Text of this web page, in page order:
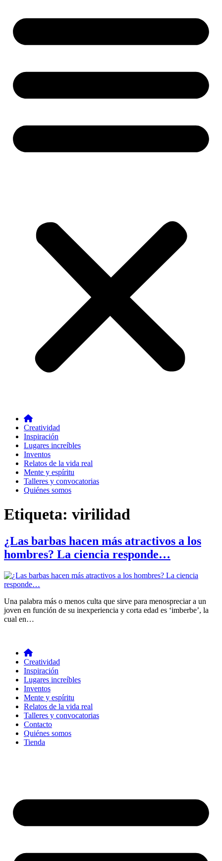
Creatividad
Inspiración
Lugares increíbles
Inventos
Relatos de la vida real
Mente y espíritu
Talleres y convocatorias
Quiénes somos
Etiqueta: virilidad
¿Las barbas hacen más atractivos a los
hombres? La ciencia responde…
Una palabra más o menos culta que sirve para menospreciar a un
joven en función de su inexperiencia y corta edad es ‘imberbe’, la
cual en…
Creatividad
Inspiración
Lugares increíbles
Inventos
Mente y espíritu
Relatos de la vida real
Talleres y convocatorias
Contacto
Quiénes somos
Tienda